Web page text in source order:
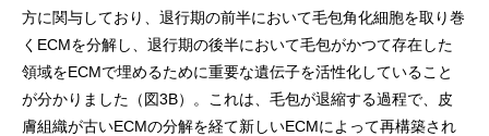
方に関与しており、退行期の前半において毛包角化細胞を取り巻
くECMを分解し、退行期の後半において毛包がかつて存在した
領域をECMで埋めるために重要な遺伝子を活性化していること
が分かりました（図3B）。これは、毛包が退縮する過程で、皮
膚組織が古いECMの分解を経て新しいECMによって再構築され